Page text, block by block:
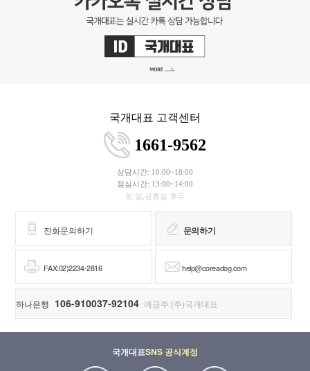
국개대표 고객센터
1661-9562
상담시간: 10:00~18:00
점심시간: 13:00~14:00
토,일,공휴일 휴무
전화문의하기 문의하기
FAX:02)2234-2816 help@coreadog.com
하나은행 106-910037-92104 예금주:(주)국개대표
국개대표SNS 공식계정